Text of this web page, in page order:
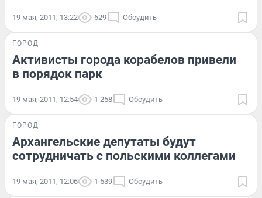
19 мая, 2011, 13:22 629 Обсудить
ГОРОД
Активисты города корабелов привели
в порядок парк
19 мая, 2011, 12:54 1 258 Обсудить
ГОРОД
Архангельские депутаты будут
сотрудничать с польскими коллегами
19 мая, 2011, 12:06 1 539 Обсудить